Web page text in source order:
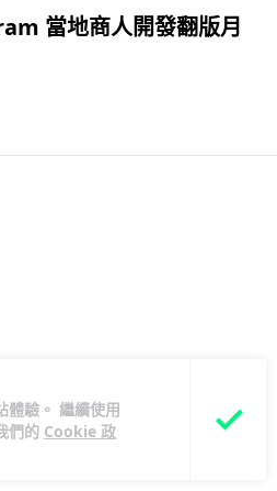
體驗。 繼續使用
們的 Cookie 政
當地商人開發翻版月